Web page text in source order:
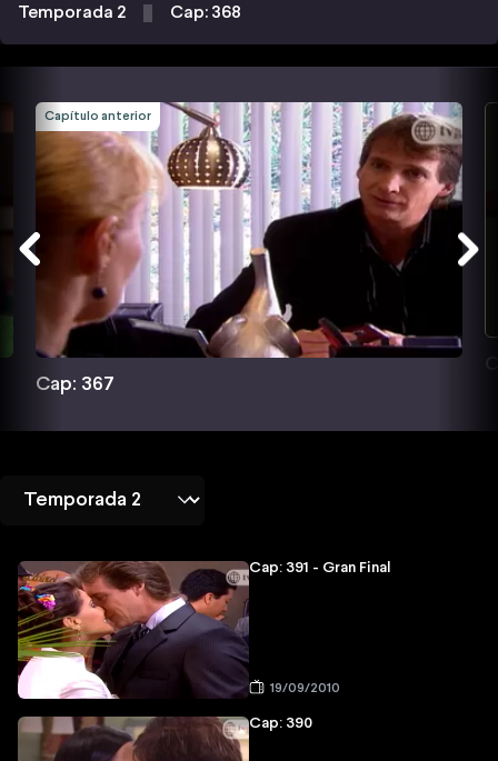
Temporada 2 Cap: 368
Capítulo anterior
Cap: 367
Cap: 391 - Gran Final
19/09/2010
Cap: 390